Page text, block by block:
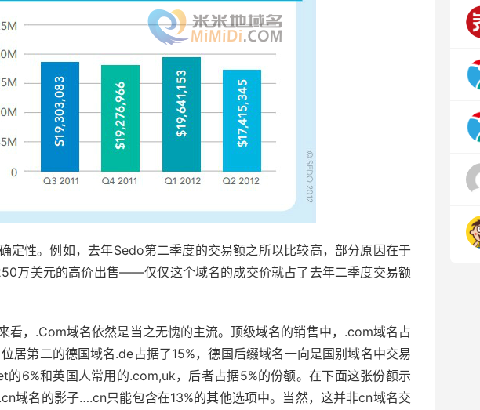
定性。例如，去年Sedo第二季度的交易额之所以比较高，部分原因在于
万美元的高价出售——仅仅这个域名的成交价就占了去年二季度交易额
看，.Com域名依然是当之无愧的主流。顶级域名的销售中，.com域名占
居第二的德国域名.de占据了15%，德国后缀域名一向是国别域名中交易
的6%和英国人常用的.com,uk，后者占据5%的份额。在下面这张份额示
域名的影子….cn只能包含在13%的其他选项中。当然，这并非cn域名交